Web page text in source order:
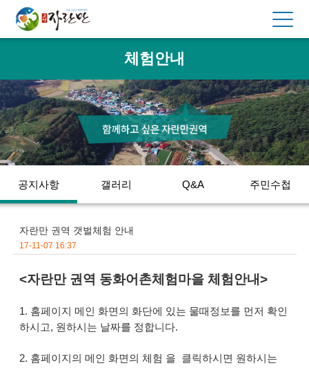
체험안내
공지사항 갤러리 Q&A 주민수첩
자란만 권역 갯벌체험 안내
17-11-07 16:37
<자란만 권역 동화어촌체험마을 체험안내>
1. 홈페이지 메인 화면의 화단에 있는 물때정보를 먼저 확인
하시고, 원하시는 날짜를 정합니다.
2. 홈페이지의 메인 화면의 체험 을 클릭하시면 원하시는